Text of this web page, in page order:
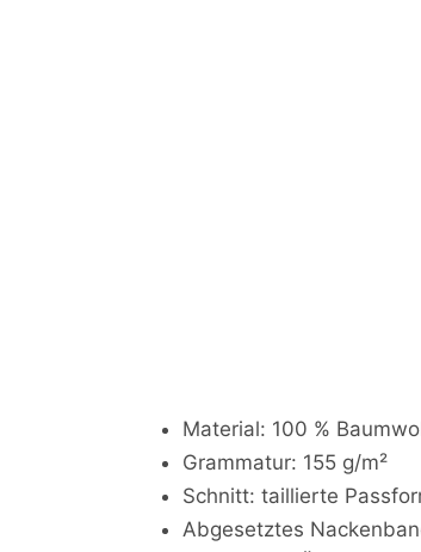
Material: 100 %
Grammatur: 155 g/m²
Schnitt: taillierte
Abgesetztes